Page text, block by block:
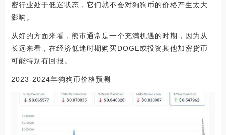
密行业处于低迷状态，它们就不会对狗狗币的价格产生太大
影响。
从好的方面来看，熊市通常是一个充满机遇的时期，因为从
长远来看，在经济低迷时期购买DOGE或投资其他加密货币
可能特别有回报。
2023-2024年狗狗币价格预测